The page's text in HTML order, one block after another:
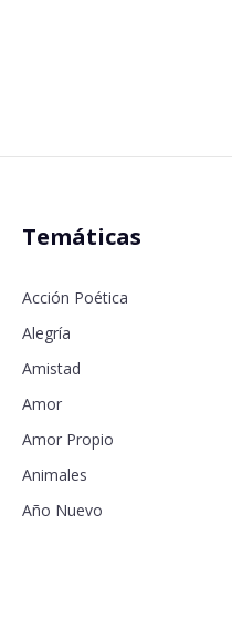
Temáticas
Acción Poética
Alegría
Amistad
Amor
Amor Propio
Animales
Año Nuevo